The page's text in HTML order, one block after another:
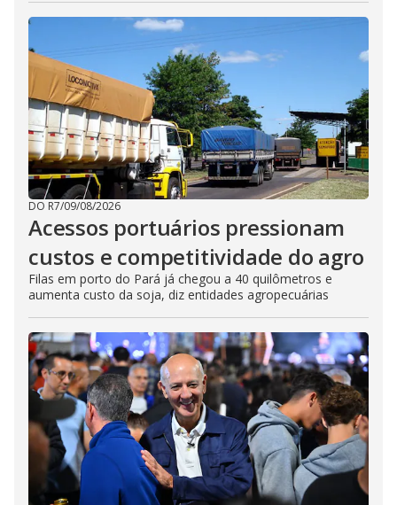
DO R7/09/08/2026
Acessos portuários pressionam
custos e competitividade do agro
Filas em porto do Pará já chegou a 40 quilômetros e
aumenta custo da soja, diz entidades agropecuárias